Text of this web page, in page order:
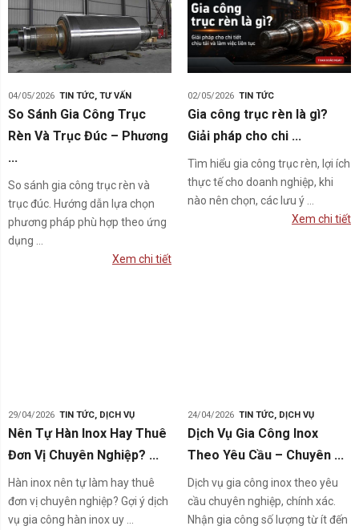
04/05/2026 TIN TỨC, TƯ VẤN
So Sánh Gia Công Trục
Rèn Và Trục Đúc – Phương
...
So sánh gia công trục rèn và
trục đúc. Hướng dẫn lựa chọn
phương pháp phù hợp theo ứng
dụng ...
Xem chi tiết
02/05/2026 TIN TỨC
Gia công trục rèn là gì?
Giải pháp cho chi ...
Tìm hiểu gia công trục rèn, lợi ích
thực tế cho doanh nghiệp, khi
nào nên chọn, các lưu ý ...
Xem chi tiết
29/04/2026 TIN TỨC, DỊCH VỤ
Nên Tự Hàn Inox Hay Thuê
Đơn Vị Chuyên Nghiệp? ...
Hàn inox nên tự làm hay thuê
đơn vị chuyên nghiệp? Gợi ý dịch
vụ gia công hàn inox uy ...
24/04/2026 TIN TỨC, DỊCH VỤ
Dịch Vụ Gia Công Inox
Theo Yêu Cầu – Chuyên ...
Dịch vụ gia công inox theo yêu
cầu chuyên nghiệp, chính xác.
Nhận gia công số lượng từ ít đến